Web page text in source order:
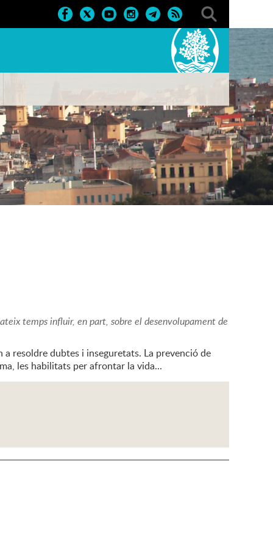
temps influir, en part, sobre el desenvolupament de
resoldre dubtes i inseguretats. La prevenció de
les habilitats per afrontar la vida...